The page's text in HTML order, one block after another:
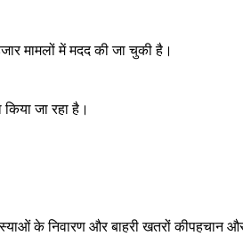
मामलों में मदद की जा चुकी है।
जा रहा है।
के निवारण और बाहरी खतरों कीपहचान